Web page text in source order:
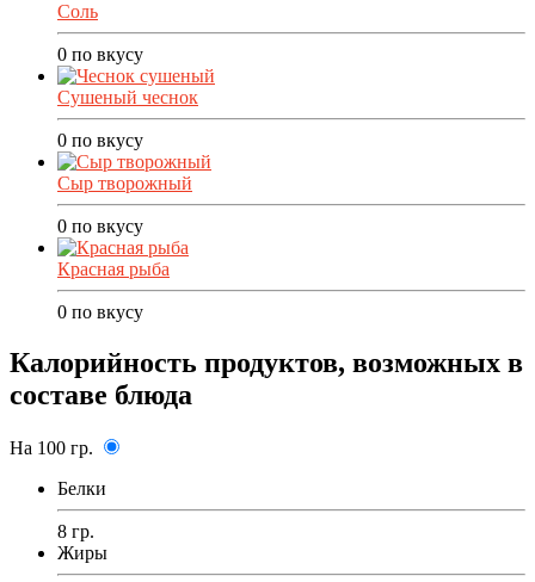
Соль
0 по вкусу
Сушеный чеснок
0 по вкусу
Сыр творожный
0 по вкусу
Красная рыба
0 по вкусу
Калорийность продуктов, возможных в
составе блюда
На 100 гр.
Белки
8 гр.
Жиры